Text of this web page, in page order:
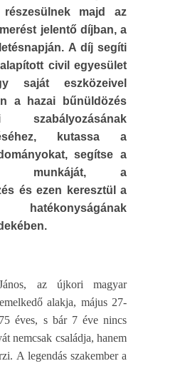
részesülnek majd az
jelentő díjban, a
A díj segíti
civil egyesület
saját eszközeivel
a hazai bűnüldözés
kutassa a
segítse a
munkáját, a
és ezen keresztül a
az újkori magyar
alakja, május 27-
éves, s bár 7 éve nincs
nemcsak családja, hanem
A legendás szakember a